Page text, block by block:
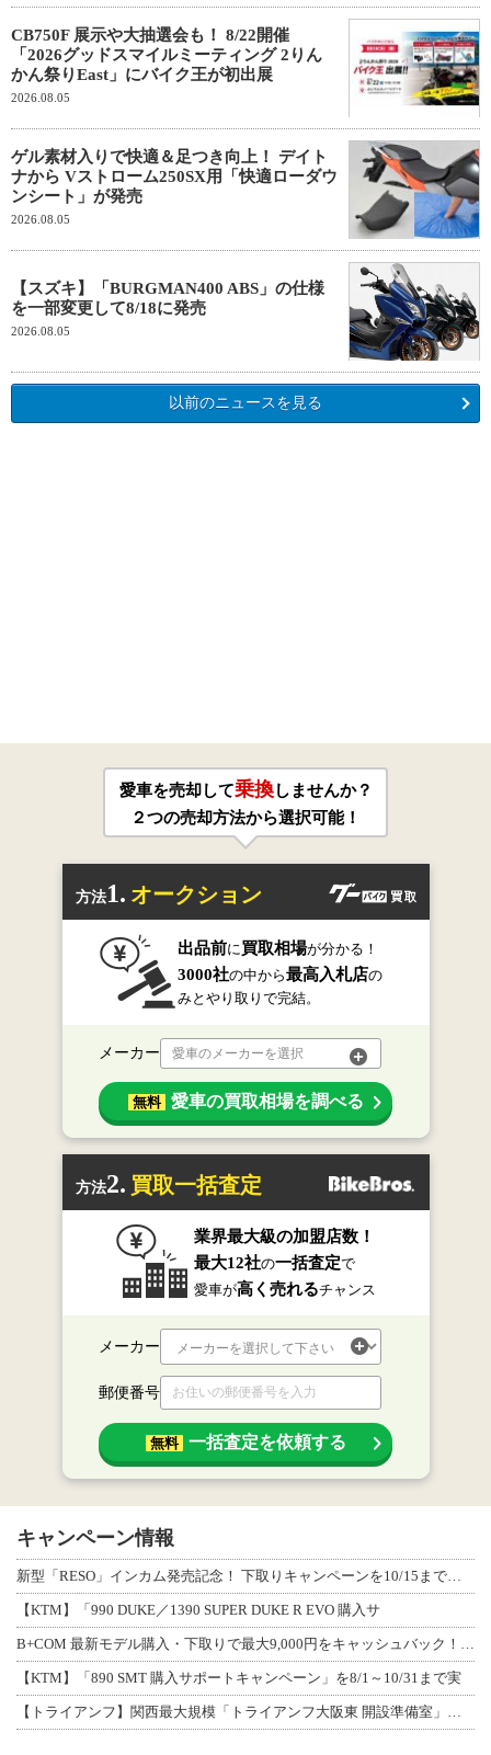
CB750F 展示や大抽選会も！ 8/22開催
「2026グッドスマイルミーティング 2りん
かん祭りEast」にバイク王が初出展
2026.08.05
ゲル素材入りで快適＆足つき向上！ デイト
ナから Vストローム250SX用「快適ローダウ
ンシート」が発売
2026.08.05
【スズキ】「BURGMAN400 ABS」の仕様
を一部変更して8/18に発売
2026.08.05
以前のニュースを見る
愛車を売却して乗換しませんか？
２つの売却方法から選択可能！
方法1. オークション
出品前に買取相場が分かる！
3000社の中から最高入札店の
みとやり取りで完結。
メーカー 愛車のメーカーを選択
無料 愛車の買取相場を調べる
方法2. 買取一括査定
業界最大級の加盟店数！
最大12社の一括査定で
愛車が高く売れるチャンス
メーカー
郵便番号
無料 一括査定を依頼する
キャンペーン情報
新型「RESO」インカム発売記念！ 下取りキャンペーンを10/15まで延長して開
【KTM】「990 DUKE／1390 SUPER DUKE R EVO 購入サ
B+COM 最新モデル購入・下取りで最大9,000円をキャッシュバック！「B+F
【KTM】「890 SMT 購入サポートキャンペーン」を8/1～10/31まで実
【トライアンフ】関西最大規模「トライアンフ大阪東 開設準備室」がオープン！ 限定